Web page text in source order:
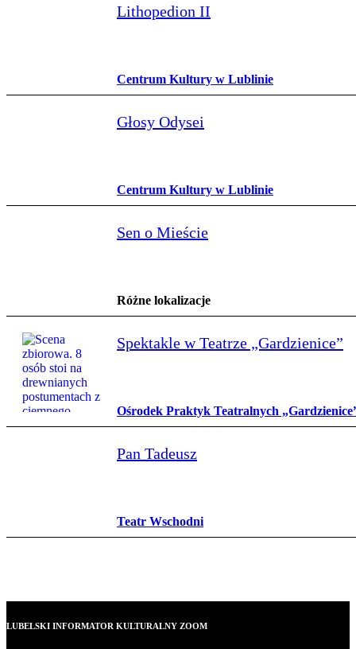
Lithopedion II
Centrum Kultury w Lublinie
Głosy Odysei
Centrum Kultury w Lublinie
Sen o Mieście
Różne lokalizacje
Spektakle w Teatrze „Gardzienice”
Ośrodek Praktyk Teatralnych
Pan Tadeusz
Teatr Wschodni
LUBELSKI INFORMATOR KULTURALNY ZOOM